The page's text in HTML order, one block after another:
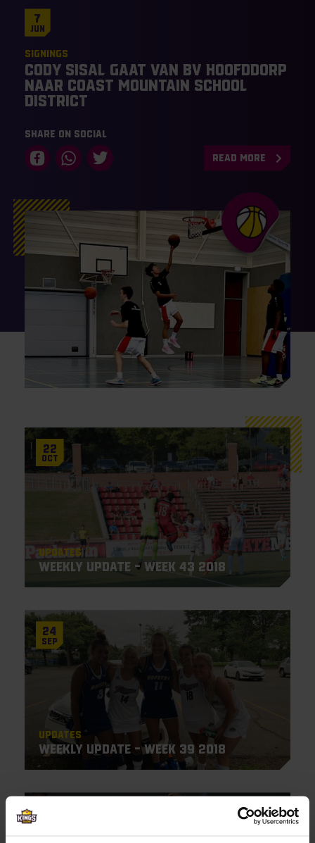
7
Jun
Signings
Cody Sisal gaat van BV Hoofddorp
naar Coast Mountain School
District
Share on social
READ MORE
22
Oct
Updates
Weekly update – week 43 2018
24
Sep
Updates
Weekly Update – Week 39 2018